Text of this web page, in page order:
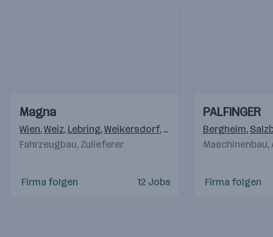
Videos
Einblicke
Einblicke
Magna
Wien,Weiz, Lebring,Weikersdorf, Krottendorf (Weiz),
Fahrzeugbau, Zulieferer
Firma folgen 12 Jobs
Videos
Einblicke
Einblicke
PALFINGER
Bergheim,
Maschinenbau,
Firma folgen